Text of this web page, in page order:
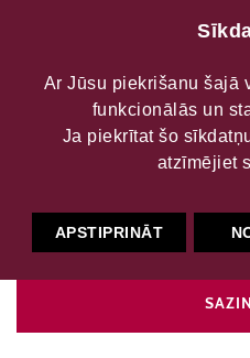
Aizkalnes
Kultūras centri Tautas nams
Ar Jūsu piekrišanu šajā
funkcionālās un
Ja piekrītat šo
atzīmējiet
APSTIPRINĀT